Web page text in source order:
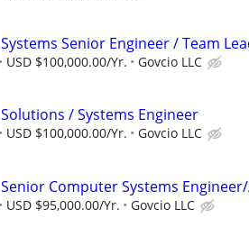
Systems Senior Engineer / Team
USD $100,000.00/Yr. Govcio LLC
Solutions / Systems Engineer
USD $100,000.00/Yr. Govcio LLC
Senior Computer Systems
USD $95,000.00/Yr. Govcio LLC